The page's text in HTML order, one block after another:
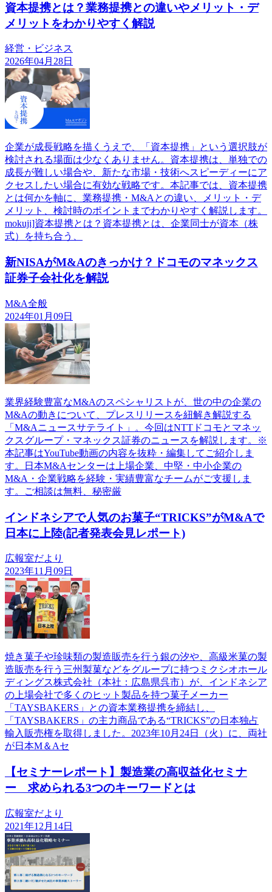
資本提携とは？業務提携との違いやメリット・デ
メリットをわかりやすく解説
経営・ビジネス
2026年04月28日
企業が成長戦略を描くうえで、「資本提携」という選択肢が
検討される場面は少なくありません。資本提携は、単独での
成長が難しい場合や、新たな市場・技術へスピーディーにア
クセスしたい場合に有効な戦略です。本記事では、資本提携
とは何かを軸に、業務提携・M&Aとの違い、メリット・デ
メリット、検討時のポイントまでわかりやすく解説します。
mokuji]資本提携とは？資本提携とは、企業同士が資本（株
式）を持ち合う、
新NISAがM&Aのきっかけ？ドコモのマネックス
証券子会社化を解説
M&A全般
2024年01月09日
業界経験豊富なM&Aのスペシャリストが、世の中の企業の
M&Aの動きについて、プレスリリースを紐解き解説する
「M&Aニュースサテライト」。今回はNTTドコモとマネッ
クスグループ・マネックス証券のニュースを解説します。※
本記事はYouTube動画の内容を抜粋・編集してご紹介しま
す。日本M&Aセンターは上場企業、中堅・中小企業の
M&A・企業戦略を経験・実績豊富なチームがご支援しま
す。ご相談は無料、秘密厳
インドネシアで人気のお菓子“TRICKS”がM&Aで
日本に上陸(記者発表会見レポート)
広報室だより
2023年11月09日
焼き菓子や珍味類の製造販売を行う銀の汐や、高級米菓の製
造販売を行う三州製菓などをグループに持つミクシオホール
ディングス株式会社（本社：広島県呉市）が、インドネシア
の上場会社で多くのヒット製品を持つ菓子メーカー
「TAYSBAKERS」との資本業務提携を締結し、
「TAYSBAKERS」の主力商品である“TRICKS”の日本独占
輸入販売権を取得しました。2023年10月24日（火）に、両社
が日本M＆Aセ
【セミナーレポート】製造業の高収益化セミナ
ー 求められる3つのキーワードとは
広報室だより
2021年12月14日